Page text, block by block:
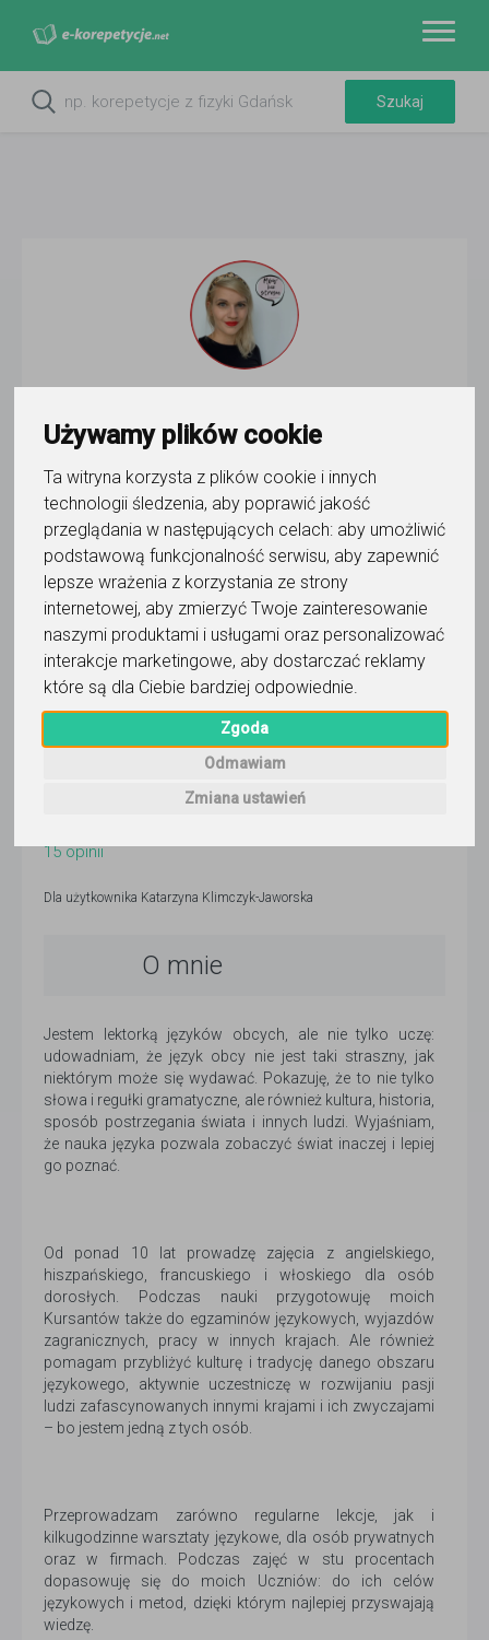
Używamy plików cookie
Ta witryna korzysta z plików cookie i innych
technologii śledzenia, aby poprawić jakość
przeglądania w następujących celach: aby umożliwić
podstawową funkcjonalność serwisu, aby zapewnić
lepsze wrażenia z korzystania ze strony
internetowej, aby zmierzyć Twoje zainteresowanie
naszymi produktami i usługami oraz personalizować
interakcje marketingowe, aby dostarczać reklamy
które są dla Ciebie bardziej odpowiednie.
Zgoda
Odmawiam
Zmiana ustawień
Ostatnia aktywność:
3 dni temu
Pokaż
Korepetytor prowadzi zajęcia online
Faktura VAT
Wyślij wiadomość
15opinii
Dla użytkownika Katarzyna Klimczyk-Jaworska
O mnie
Jestem lektorką języków obcych, ale nie tylko uczę:
udowadniam, że język obcy nie jest taki straszny, jak
niektórym może się wydawać. Pokazuję, że to nie tylko
słowa i regułki gramatyczne, ale również kultura, historia,
sposób postrzegania świata i innych ludzi. Wyjaśniam,
że nauka języka pozwala zobaczyć świat inaczej i lepiej
go poznać.
Od ponad 10 lat prowadzę zajęcia z angielskiego,
hiszpańskiego, francuskiego i włoskiego dla osób
dorosłych. Podczas nauki przygotowuję moich
Kursantów także do egzaminów językowych, wyjazdów
zagranicznych, pracy w innych krajach. Ale również
pomagam przybliżyć kulturę i tradycję danego obszaru
językowego, aktywnie uczestniczę w rozwijaniu pasji
ludzi zafascynowanych innymi krajami i ich zwyczajami
– bo jestem jedną z tych osób.
Przeprowadzam zarówno regularne lekcje, jak i
kilkugodzinne warsztaty językowe, dla osób prywatnych
oraz w firmach. Podczas zajęć w stu procentach
dopasowuję się do moich Uczniów: do ich celów
językowych i metod, dzięki którym najlepiej przyswajają
wiedzę.